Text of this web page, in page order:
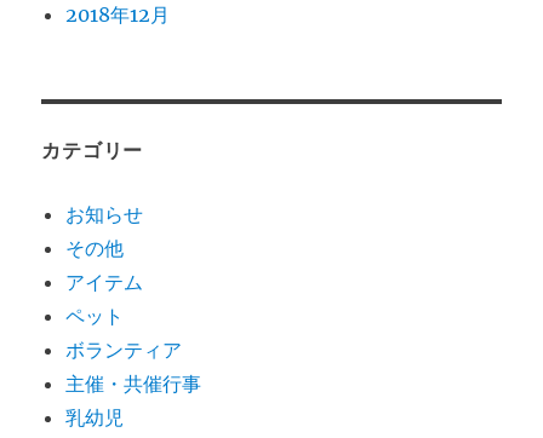
2018年12月
カテゴリー
お知らせ
その他
アイテム
ペット
ボランティア
主催・共催行事
乳幼児